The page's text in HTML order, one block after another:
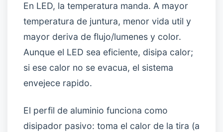
En LED, la temperatura manda. A mayor
temperatura de juntura, menor vida util y
mayor deriva de flujo/lumenes y color.
Aunque el LED sea eficiente, disipa calor;
si ese calor no se evacua, el sistema
envejece rapido.
El perfil de aluminio funciona como
disipador pasivo: toma el calor de la tira (a